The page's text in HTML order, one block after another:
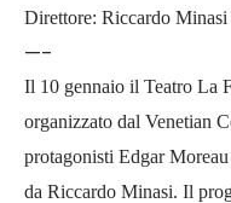
Direttore: Riccardo Minasi
—-
Il 10 gennaio il Teatro La
organizzato dal Venetian
protagonisti Edgar
da Riccardo Minasi. Il